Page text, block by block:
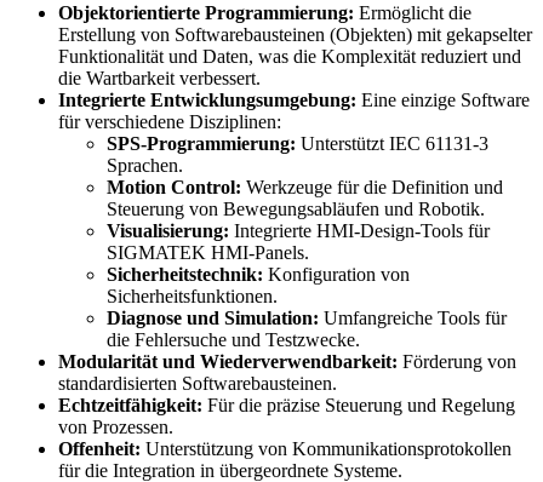
Objektorientierte Programmierung: Ermöglicht die
Erstellung von Softwarebausteinen (Objekten) mit gekapselter
Funktionalität und Daten, was die Komplexität reduziert und
die Wartbarkeit verbessert.
Integrierte Entwicklungsumgebung: Eine einzige Software
für verschiedene Disziplinen:
SPS-Programmierung: Unterstützt IEC 61131-3
Sprachen.
Motion Control: Werkzeuge für die Definition und
Steuerung von Bewegungsabläufen und Robotik.
Visualisierung: Integrierte HMI-Design-Tools für
SIGMATEK HMI-Panels.
Sicherheitstechnik: Konfiguration von
Sicherheitsfunktionen.
Diagnose und Simulation: Umfangreiche Tools für
die Fehlersuche und Testzwecke.
Modularität und Wiederverwendbarkeit: Förderung von
standardisierten Softwarebausteinen.
Echtzeitfähigkeit: Für die präzise Steuerung und Regelung
von Prozessen.
Offenheit: Unterstützung von Kommunikationsprotokollen
für die Integration in übergeordnete Systeme.